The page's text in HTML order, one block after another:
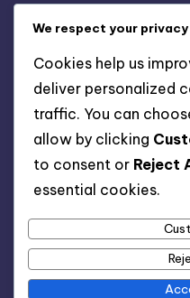
Datenschutzbestimmungen
Cookie-Einstellungen
Kontaktieren Sie uns
Über
We respect your privacy
Cookies help us
deliver personalized
traffic. You can
allow by clicking
to consent or Reject
essential cookies.